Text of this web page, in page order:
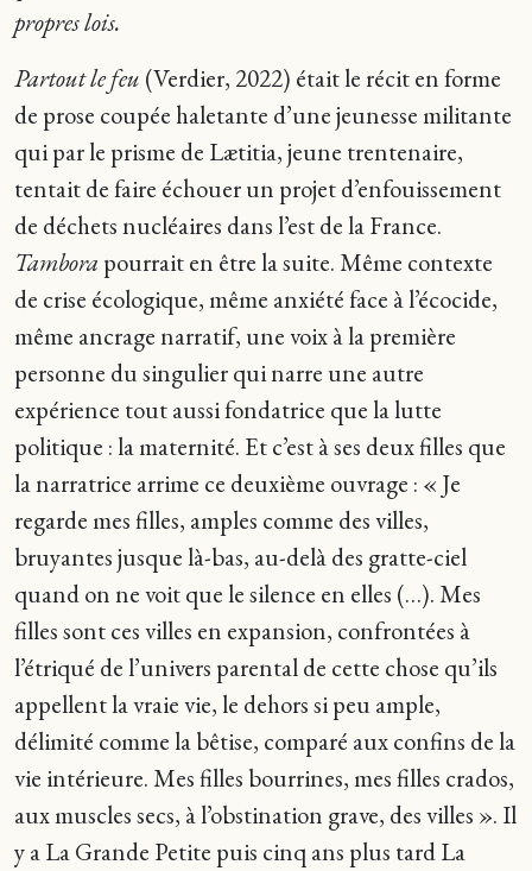
propres lois.
Partout le feu (Verdier, 2022) était le récit en forme
de prose coupée haletante d’une jeunesse militante
qui par le prisme de Lætitia, jeune trentenaire,
tentait de faire échouer un projet d’enfouissement
de déchets nucléaires dans l’est de la France.
Tambora pourrait en être la suite. Même contexte
de crise écologique, même anxiété face à l’écocide,
même ancrage narratif, une voix à la première
personne du singulier qui narre une autre
expérience tout aussi fondatrice que la lutte
politique : la maternité. Et c’est à ses deux filles que
la narratrice arrime ce deuxième ouvrage : « Je
regarde mes filles, amples comme des villes,
bruyantes jusque là-bas, au-delà des gratte-ciel
quand on ne voit que le silence en elles (…). Mes
filles sont ces villes en expansion, confrontées à
l’étriqué de l’univers parental de cette chose qu’ils
appellent la vraie vie, le dehors si peu ample,
délimité comme la bêtise, comparé aux confins de la
vie intérieure. Mes filles bourrines, mes filles crados,
aux muscles secs, à l’obstination grave, des villes ». Il
y a La Grande Petite puis cinq ans plus tard La